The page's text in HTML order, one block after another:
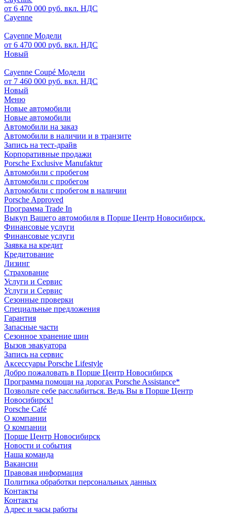
от 6 470 000 руб. вкл. НДС
Cayenne
Cayenne Модели
от 6 470 000 руб. вкл. НДС
Новый
Cayenne Coupé Модели
от 7 460 000 руб. вкл. НДС
Новый
Меню
Новые автомобили
Новые автомобили
Автомобили на заказ
Автомобили в наличии и в транзите
Запись на тест-драйв
Корпоративные продажи
Porsche Exclusive Manufaktur
Автомобили с пробегом
Автомобили с пробегом
Автомобили с пробегом в наличии
Porsche Approved
Программа Trade In
Выкуп Вашего автомобиля в Порше Центр Новосибирск.
Финансовые услуги
Финансовые услуги
Заявка на кредит
Кредитование
Лизинг
Страхование
Услуги и Сервис
Услуги и Сервис
Сезонные проверки
Специальные предложения
Гарантия
Запасные части
Сезонное хранение шин
Вызов эвакуатора
Запись на сервис
Аксессуары Porsche Lifestyle
Добро пожаловать в Порше Центр Новосибирск
Программа помощи на дорогах Porsche Assistance*
Позвольте себе расслабиться. Ведь Вы в Порше Центр
Новосибирск!
Porsche Café
О компании
О компании
Порше Центр Новосибирск
Новости и события
Наша команда
Вакансии
Правовая информация
Политика обработки персональных данных
Контакты
Контакты
Адрес и часы работы